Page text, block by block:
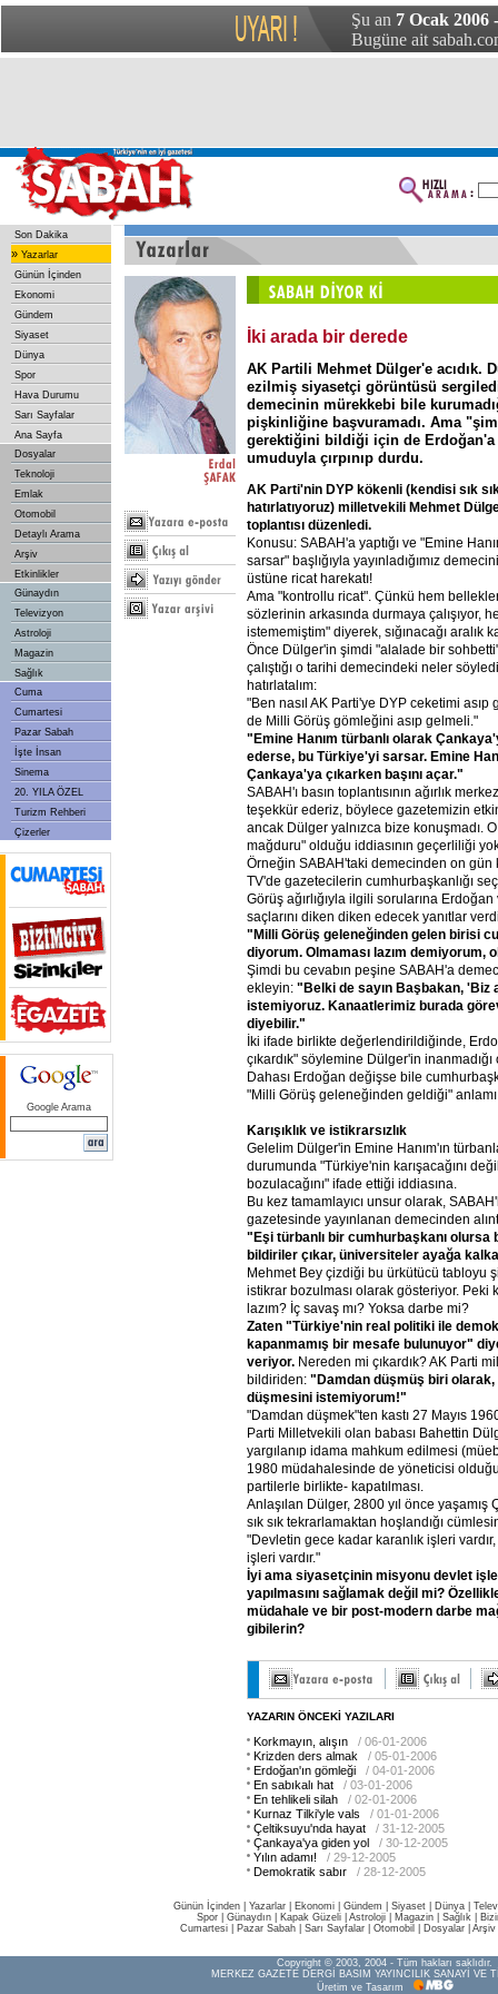
Şu an 7 Ocak 2006
Bugüne ait
Son Dakika
» Yazarlar
Günün İçinden
Ekonomi
Gündem
Siyaset
Dünya
Spor
Hava Durumu
Sarı Sayfalar
Ana Sayfa
Dosyalar
Teknoloji
Emlak
Otomobil
Detaylı Arama
Arşiv
Etkinlikler
Günaydın
Televizyon
Astroloji
Magazin
Sağlık
Cuma
Cumartesi
Pazar Sabah
İşte İnsan
Sinema
20. YILA ÖZEL
Turizm Rehberi
Çizerler
Google Arama
İki arada bir derede
AK Partili Mehmet Dülger'e acıdık.
ezilmiş siyasetçi görüntüsü
demecinin mürekkebi bile
pişkinliğine başvuramadı. Ama
gerektiğini bildiği için de Erdoğan'a
umuduyla çırpınıp durdu.
AK Parti'nin DYP kökenli (kendisi sık
hatırlatıyoruz) milletvekili Mehmet
toplantısı düzenledi.
Konusu: SABAH'a yaptığı ve "Emine
sarsar" başlığıyla yayınladığımız
üstüne ricat harekatı!
Ama "kontrollu ricat". Çünkü hem
sözlerinin arkasında durmaya çalışıyor,
istememiştim" diyerek, sığınacağı aralık
Önce Dülger'in şimdi "alalade bir
çalıştığı o tarihi demecindeki neler
hatırlatalım:
"Ben nasıl AK Parti'ye DYP ceketimi asıp
de Milli Görüş gömleğini asıp gelmeli."
"Emine Hanım türbanlı olarak
ederse, bu Türkiye'yi sarsar. Emine
Çankaya'ya çıkarken başını açar."
SABAH'ı basın toplantısının ağırlık
teşekkür ederiz, böylece gazetemizin
ancak Dülger yalnızca bize konuşmadı.
mağduru" olduğu iddiasının geçerliliği
Örneğin SABAH'taki demecinden on gün
TV'de gazetecilerin cumhurbaşkanlığı
Görüş ağırlığıyla ilgili sorularına Erdoğan
saçlarını diken diken edecek yanıtlar
"Milli Görüş geleneğinden gelen birisi
diyorum. Olmaması lazım demiyorum,
Şimdi bu cevabın peşine SABAH'a
ekleyin: "Belki de sayın Başbakan, 'Biz
istemiyoruz. Kanaatlerimiz burada
diyebilir."
İki ifade birlikte değerlendirildiğinde,
çıkardık" söylemine Dülger'in inanmadığı
Dahası Erdoğan değişse bile
"Milli Görüş geleneğinden geldiği"
Karışıklık ve istikrarsızlık
Gelelim Dülger'in Emine Hanım'ın
durumunda "Türkiye'nin karışacağını
bozulacağını" ifade ettiği iddiasına.
Bu kez tamamlayıcı unsur olarak,
gazetesinde yayınlanan demecinden
"Eşi türbanlı bir cumhurbaşkanı olursa
bildiriler çıkar, üniversiteler ayağa
Mehmet Bey çizdiği bu ürkütücü tabloyu
istikrar bozulması olarak gösteriyor. Peki
lazım? İç savaş mı? Yoksa darbe mi?
Zaten "Türkiye'nin real politiki ile
kapanmamış bir mesafe bulunuyor"
veriyor. Nereden mi çıkardık? AK Parti
bildiriden: "Damdan düşmüş biri olarak,
düşmesini istemiyorum!"
"Damdan düşmek"ten kastı 27 Mayıs
Parti Milletvekili olan babası Bahettin
yargılanıp idama mahkum edilmesi
1980 müdahalesinde de yöneticisi
partilerle birlikte- kapatılması.
Anlaşılan Dülger, 2800 yıl önce
sık sık tekrarlamaktan hoşlandığı
"Devletin gece kadar karanlık işleri
işleri vardır."
İyi ama siyasetçinin misyonu devlet
yapılmasını sağlamak değil mi?
müdahale ve bir post-modern darbe
gibilerin?
YAZARIN ÖNCEKİ YAZILARI
Korkmayın, alışın
/ 06-01-2006
Krizden ders almak
/ 05-01-2006
Erdoğan'ın gömleği
/ 04-01-2006
En sabıkalı hat
/ 03-01-2006
En tehlikeli silah
/ 02-01-2006
Kurnaz Tilki'yle vals
/ 01-01-2006
Çeltiksuyu'nda hayat
/ 31-12-2005
Çankaya'ya giden yol
/ 30-12-2005
Yılın adamı!
/ 29-12-2005
Demokratik sabır
/ 28-12-2005
Günün İçinden Yazarlar Ekonomi Gündem Siyaset Dünya |
Spor
Günaydın Kapak Güzeli Astroloji Magazin Sağlık
Cumartesi
Pazar Sabah Sarı Sayfalar Otomobil Dosyalar Arşiv
Copyright © 2003, 2004 - Tüm hakları saklıdır.
MERKEZ GAZETE DERGİ BASIM YAYINCILIK SANAYİ VE
Üretim ve Tasarım